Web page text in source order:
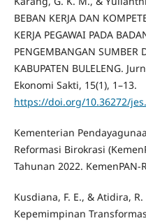
BEBAN KERJA DAN
KERJA PEGAWAI PADA
PENGEMBANGAN SUMBER
KABUPATEN BULELENG.
Ekonomi Sakti, 15(1), 1–13.
https://doi.org/10.36272/
Kementerian
Reformasi Birokrasi
Tahunan 2022. KemenPAN-
Kusdiana, F. E., & Atidira,
Kepemimpinan